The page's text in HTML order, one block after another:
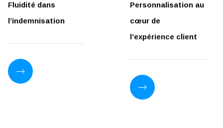
Fluidité dans
l’indemnisation
Personnalisation au
cœur de
l’expérience client